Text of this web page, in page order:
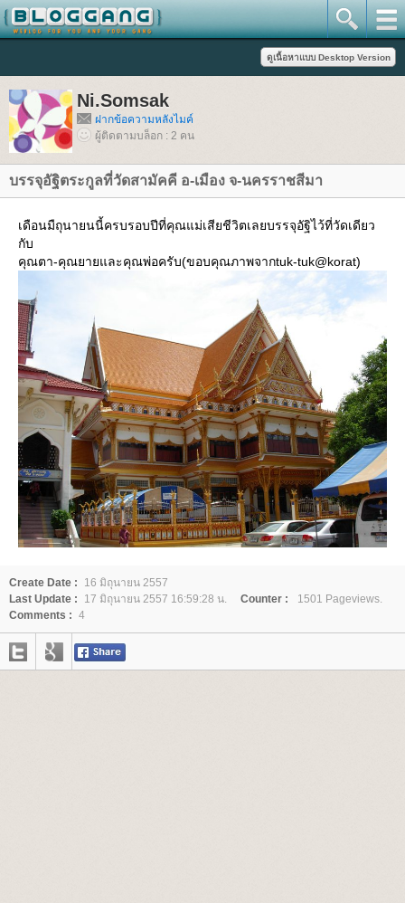
Ni.Somsak
ฝากข้อความหลังไมค์
ผู้ติดตามบล็อก : 2 คน
บรรจุอัฐิตระกูลที่วัดสามัคคี อ-เมือง จ-นครราชสีมา
เดือนมืถุนายนนี้ครบรอบปีที่คุณแม่เสียชีวิตเลยบรรจุอัฐิไว้ที่วัดเดียว
กับ
คุณตา-คุณยายและคุณพ่อครับ(ขอบคุณภาพจากtuk-tuk@korat)
Create Date :
16 มิถุนายน 2557
Last Update :
17 มิถุนายน 2557 16:59:28 น. Counter :
1501 Pageviews.
Comments : 4